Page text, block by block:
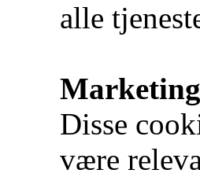
alle
Disse
være